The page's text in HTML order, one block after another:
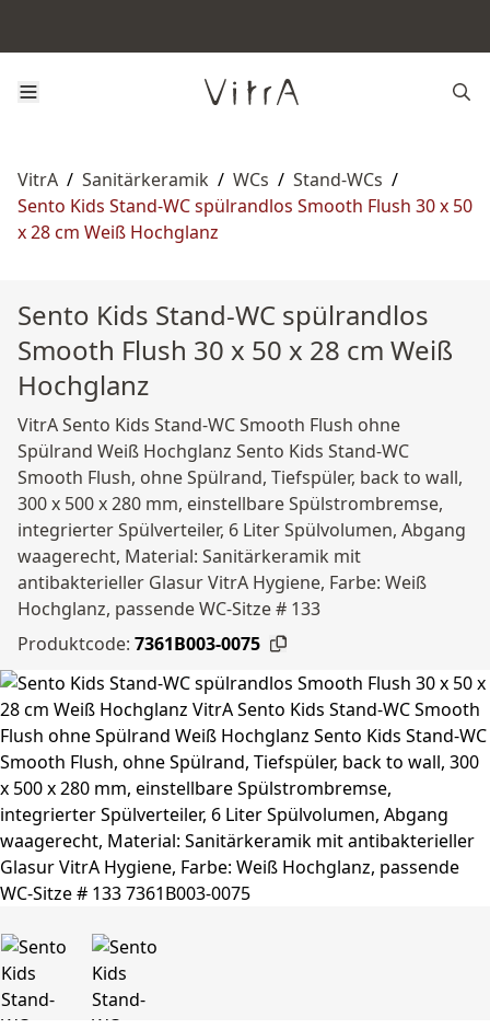
VitrA / Sanitärkeramik / WCs / Stand-WCs /
Sento Kids Stand-WC spülrandlos Smooth Flush 30 x 50
x 28 cm Weiß Hochglanz
Sento Kids Stand-WC spülrandlos
Smooth Flush 30 x 50 x 28 cm Weiß
Hochglanz
VitrA Sento Kids Stand-WC Smooth Flush ohne
Spülrand Weiß Hochglanz Sento Kids Stand-WC
Smooth Flush, ohne Spülrand, Tiefspüler, back to wall,
300 x 500 x 280 mm, einstellbare Spülstrombremse,
integrierter Spülverteiler, 6 Liter Spülvolumen, Abgang
waagerecht, Material: Sanitärkeramik mit
antibakterieller Glasur VitrA Hygiene, Farbe: Weiß
Hochglanz, passende WC-Sitze # 133
Produktcode: 7361B003-0075